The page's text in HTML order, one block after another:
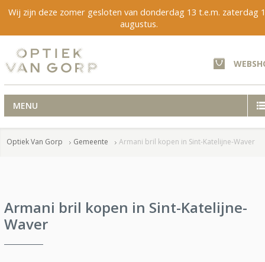
Wij zijn deze zomer gesloten van donderdag 13 t.e.m. zaterdag
augustus.
MENU
Optiek Van Gorp Gemeente Armani bril kopen in Sint-Katelijne-Waver
Armani bril kopen in Sint-Katelijne-
Waver